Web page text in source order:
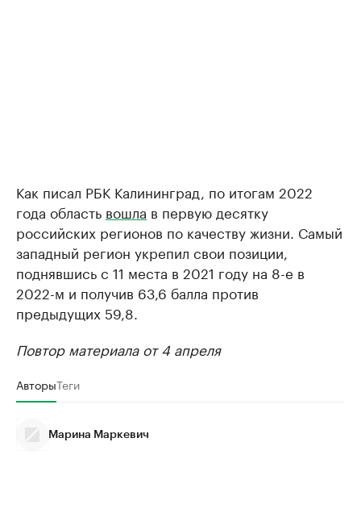
Как писал РБК Калининград, по итогам 2022
года область вошла в первую десятку
российских регионов по качеству жизни. Самый
западный регион укрепил свои позиции,
поднявшись с 11 места в 2021 году на 8-е в
2022-м и получив 63,6 балла против
предыдущих 59,8.
Повтор материала от 4 апреля
АвторыТеги
Марина Маркевич